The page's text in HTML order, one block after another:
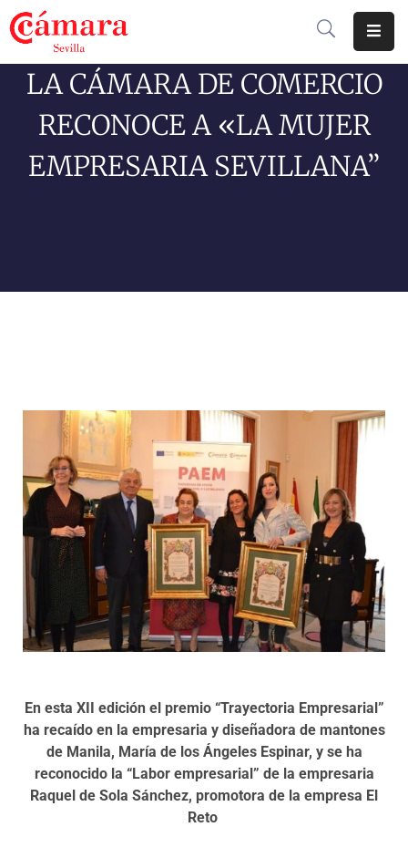
Cámara
Comercio
Soluciones
Programas
LA CÁMARA DE COMERCIO
RECONOCE A «LA MUJER
EMPRESARIA SEVILLANA”
En esta XII edición el premio “Trayectoria Empresarial”
ha recaído en la empresaria y diseñadora de mantones
de Manila, María de los Ángeles Espinar, y se ha
reconocido la “Labor empresarial” de la empresaria
Raquel de Sola Sánchez, promotora de la empresa El
Reto